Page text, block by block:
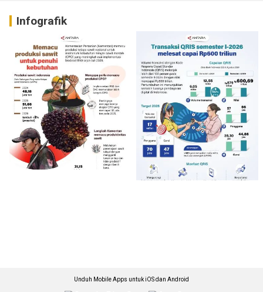
Infografik
Unduh Mobile Apps untuk iOS dan Android